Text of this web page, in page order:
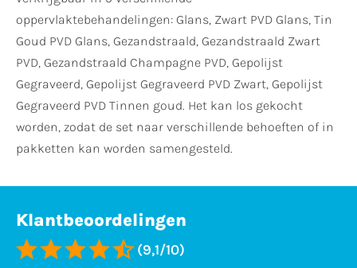
oppervlaktebehandelingen: Glans, Zwart PVD Glans, Tin
Goud PVD Glans, Gezandstraald, Gezandstraald Zwart
PVD, Gezandstraald Champagne PVD, Gepolijst
Gegraveerd, Gepolijst Gegraveerd PVD Zwart, Gepolijst
Gegraveerd PVD Tinnen goud. Het kan los gekocht
worden, zodat de set naar verschillende behoeften of in
pakketten kan worden samengesteld.
Klantbeoordelingen
(9,1/10)